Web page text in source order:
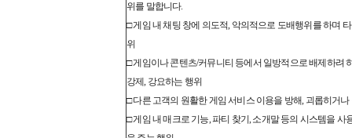
위를 말합니다.
□ 게임 내 채팅 창에 의도적, 악의적으로 도배행위를 하며
위
□ 게임이나 콘텐츠/커뮤니티 등에서 일방적으로 배제하려
강제, 강요하는 행위
□ 다른 고객의 원활한 게임 서비스 이용을 방해, 괴롭히거
□ 게임 내 매크로 기능, 파티 찾기, 소개말 등의 시스템을 사